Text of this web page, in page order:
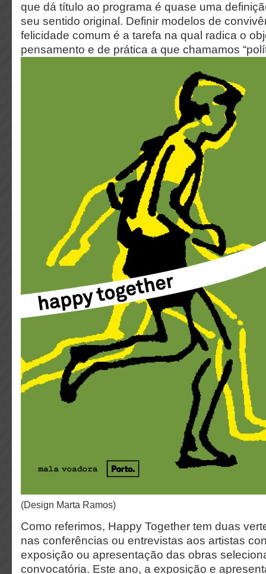
que dá título ao programa é quase uma
seu sentido original. Definir modelos de
felicidade comum é a tarefa na qual radica o
pensamento e de prática a que chamamos
(design Marta Ramos)
Como referimos, Happy Together tem duas
nas conferências ou entrevistas aos artistas
exposição ou apresentação das obras
convocatória. Este ano, a exposição e